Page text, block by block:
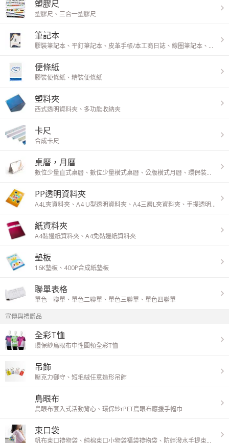
塑膠尺
塑膠尺 、 三合一塑膠尺
筆記本
膠裝筆記本 、 平釘筆記本 、 皮革手帳/本工商日誌 、 線圈筆記本 、 證書夾
便條紙
膠裝便條紙 、 精裝便條紙
塑料夾
西式透明資料夾 、 多功能收納夾
卡尺
合成卡尺
桌曆，月曆
數位少量直式桌曆 、 數位少量橫式桌曆 、 公版橫式月曆 、 環保裝月曆
PP透明資料夾
A4L夾資料夾 、 A4 U型透明資料夾 、 A4三層L夾資料夾 、 手提透明資料夾
紙資料夾
A4黏邊紙資料夾 、 A4免黏邊紙資料夾
墊板
16K墊板 、 400P合成紙墊板
聯單表格
單色一聯單 、 單色二聯單 、 單色三聯單 、 單色四聯單
宣傳與禮贈品
全彩T恤
環保紗鳥眼布中性圓領全彩T恤
吊飾
壓克力御守 、 短毛絨任意造形吊飾
鳥眼布
鳥眼布套入式活動背心 、 環保紗rPET鳥眼布應援手幅巾
束口袋
帆布束口禮物袋 、 純棉束口小物袋福袋禮物袋 、 防輕潑水手提束口袋